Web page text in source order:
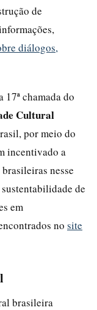
de
diálogos,
chamada do
Cultural
por meio do
incentivado a
nesse
de
em
no site
brasileira